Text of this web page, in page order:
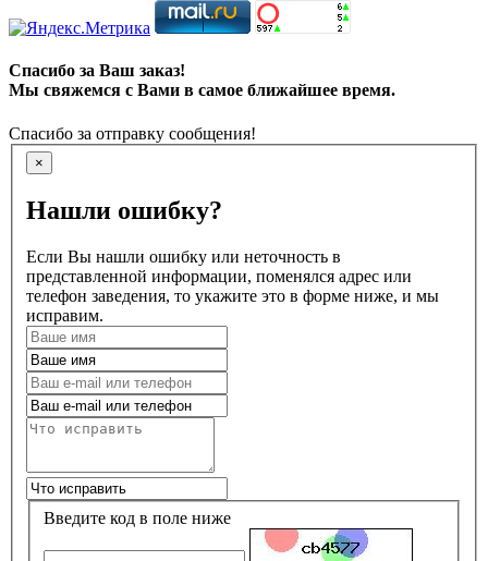
Спасибо за Ваш заказ!
Мы свяжемся с Вами в самое ближайшее время.
Спасибо за отправку сообщения!
×
Нашли ошибку?
Если Вы нашли ошибку или неточность в
представленной информации, поменялся адрес или
телефон заведения, то укажите это в форме ниже, и мы
исправим.
Введите код в поле ниже